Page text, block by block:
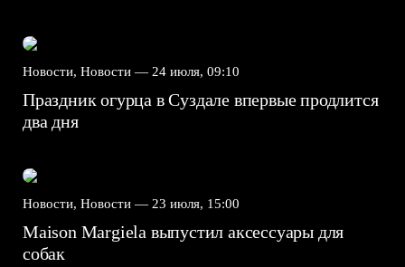
Новости, Новости — 24 июля, 09:10
Праздник огурца в Суздале впервые продлится
два дня
Новости, Новости — 23 июля, 15:00
Maison Margiela выпустил аксессуары для
собак